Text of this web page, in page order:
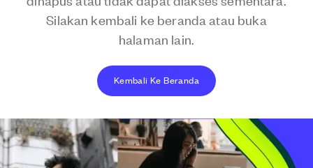
Silakan kembali ke beranda atau buka
halaman lain.
Kembali Ke Beranda